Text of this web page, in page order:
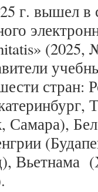
г. вышел в
стран:
Самара),
Вьетнама